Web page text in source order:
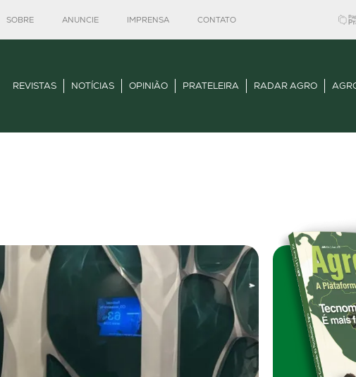
SOBRE ANUNCIE IMPRENSA CONTATO
REVISTAS NOTÍCIAS OPINIÃO PRATELEIRA RADAR AGRO